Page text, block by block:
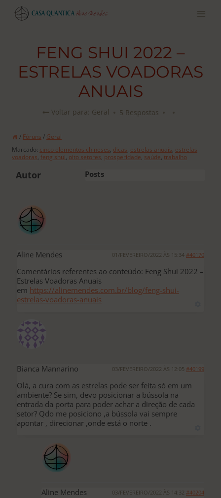
Pular
para
FENG SHUI 2022 –
ESTRELAS VOADORAS
ANUAIS
Voltar para: Geral 5 Respostas
/ Fóruns / Geral
Marcado: cinco elementos chineses, dicas, estrelas anuais, estrelas
voadoras, feng shui, oito setores, prosperidade, saúde, trabalho
Autor Posts
Aline Mendes 01/FEVEREIRO/2022 ÀS 15:34 #40170
Comentários referentes ao conteúdo: Feng Shui 2022 –
Estrelas Voadoras Anuais
em https://alinemendes.com.br/blog/feng-shui-
estrelas-voadoras-anuais
Bianca Mannarino 03/FEVEREIRO/2022 ÀS 12:05 #40199
Olá, a cura com as estrelas pode ser feita só em um
ambiente? Se sim, devo posicionar a bússola na
entrada da porta para poder achar a direção de cada
setor? Qdo me posiciono ,a bússola vai sempre
apontar , direcionar ,onde está o norte .
Aline Mendes 03/FEVEREIRO/2022 ÀS 14:32 #40204